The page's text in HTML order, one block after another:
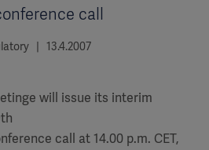
call
| 13.4.2007
will issue its interim
call at 14.00 p.m. CET,